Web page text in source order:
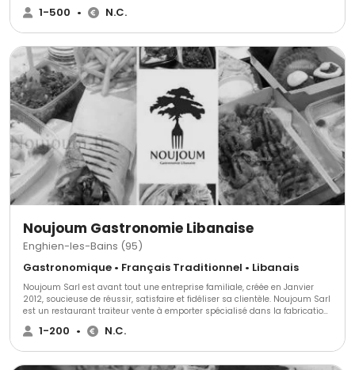
1-500 • N.C.
Noujoum Gastronomie Libanaise
Enghien-les-Bains (95)
Gastronomique • Français Traditionnel • Libanais
Noujoum Sarl est avant tout une entreprise familiale, créée en Janvier
2012, soucieuse de réussir, satisfaire et fidéliser sa clientèle. Noujoum Sarl
est un restaurant traiteur vente à emporter spécialisé dans la fabrication
artisanale et présentation de ses plats libanais fins et exquis. Deux
activités se présentent : - la vente à emporter : sandwichs, menus,
1-200 • N.C.